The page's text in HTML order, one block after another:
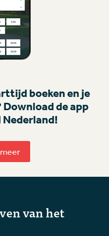
boeken en je
de app
van het